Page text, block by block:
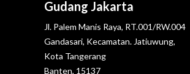
Gudang Jakarta
Jl. Palem Manis Raya, RT.001/RW.004
Gandasari, Kecamatan. Jatiuwung,
Kota Tangerang
Banten, 15137